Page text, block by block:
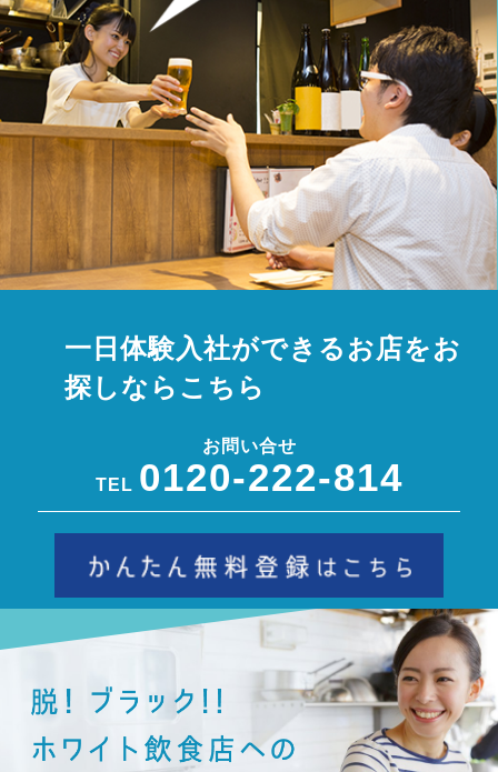
一日体験入社ができるお店をお
探しならこちら
お問い合せ
TEL 0120-222-814